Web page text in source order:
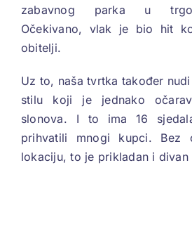
zabavnog parka u
Očekivano, vlak je bio hit
obitelji.
Uz to, naša tvrtka također
stilu koji je jednako
slonova. I to ima 16
prihvatili mnogi kupci. Bez
lokaciju, to je prikladan i divan